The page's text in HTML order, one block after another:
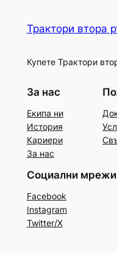
Трактори втора
Купете Трактори
За нас
Екипа ни
История
Кариери
За нас
Социални мрежи
Facebook
Instagram
Twitter/X